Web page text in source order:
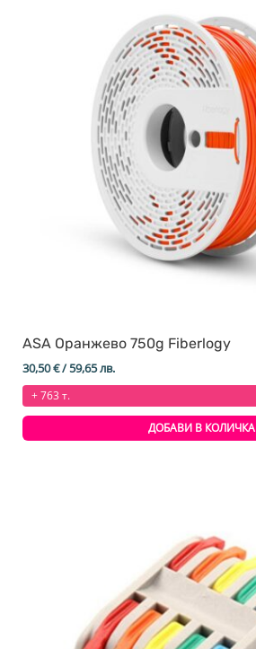
ASA Оранжево 750g Fiberlogy
30,50€/ 59,65 лв.
+ 763 т.
ДОБАВИ В КОЛИЧКА